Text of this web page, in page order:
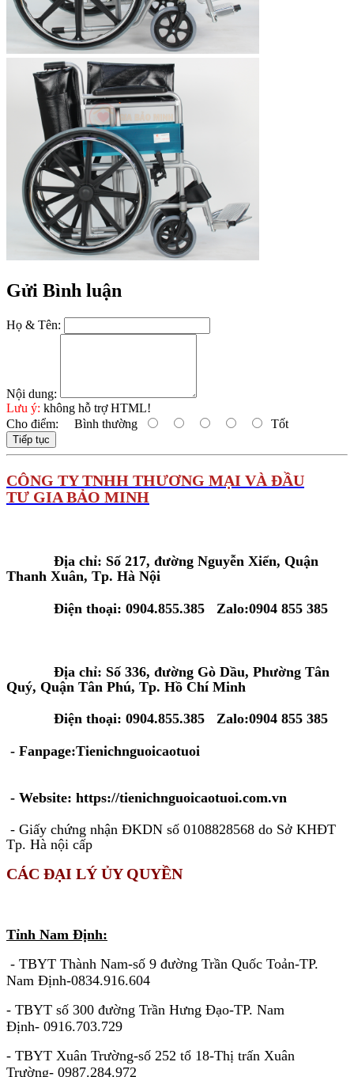
Gửi Bình luận
Họ & Tên:
Nội dung:
Lưu ý: không hỗ trợ HTML!
Cho điểm: Bình thường Tốt
Tiếp tục
CÔNG TY TNHH THƯƠNG MẠI VÀ ĐẦU
TƯ GIA BẢO MINH
Địa chỉ: Số 217, đường Nguyễn Xiển, Quận
Thanh Xuân, Tp. Hà Nội
Điện thoại: 0904.855.385 Zalo:0904 855 385
Địa chỉ: Số 336, đường Gò Dầu, Phường Tân
Quý, Quận Tân Phú, Tp. Hồ Chí Minh
Điện thoại: 0904.855.385 Zalo:0904 855 385
- Fanpage:Tienichnguoicaotuoi
- Website: https://tienichnguoicaotuoi.com.vn
- Giấy chứng nhận ĐKDN số 0108828568 do Sở KHĐT
Tp. Hà nội cấp
CÁC ĐẠI LÝ ỦY QUYỀN
Tỉnh Nam Định:
- TBYT Thành Nam-số 9 đường Trần Quốc Toản-TP.
Nam Định-0834.916.604
- TBYT số 300 đường Trần Hưng Đạo-TP. Nam
Định- 0916.703.729
- TBYT Xuân Trường-số 252 tổ 18-Thị trấn Xuân
Trường- 0987.284.972